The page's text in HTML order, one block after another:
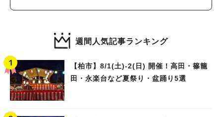
週間人気記事ランキング
【柏市】8/1(土)‐2(日) 開催！高田・篠籠
田・永楽台など夏祭り・盆踊り5選